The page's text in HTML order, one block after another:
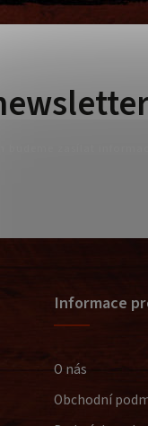
Informace
O nás
Obchodní